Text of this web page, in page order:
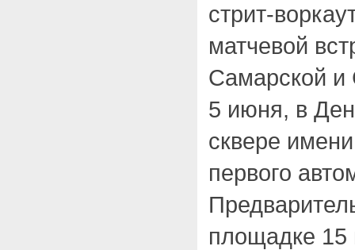
стрит-
матчевой
Самарской и
5 июня, в
сквере
первого
площадке 15